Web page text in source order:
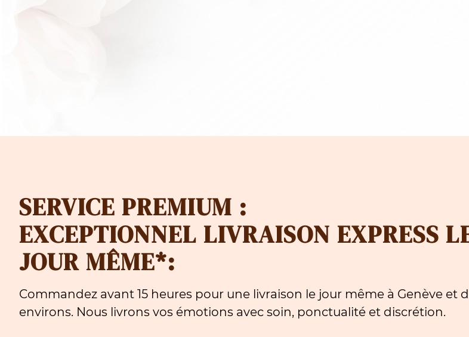
SERVICE PREMIUM :
EXCEPTIONNEL LIVRAISON EXPRESS
JOUR MÊME*:
Commandez avant 15 heures pour une livraison le jour même à Genève et
environs. Nous livrons vos émotions avec soin, ponctualité et discrétion.